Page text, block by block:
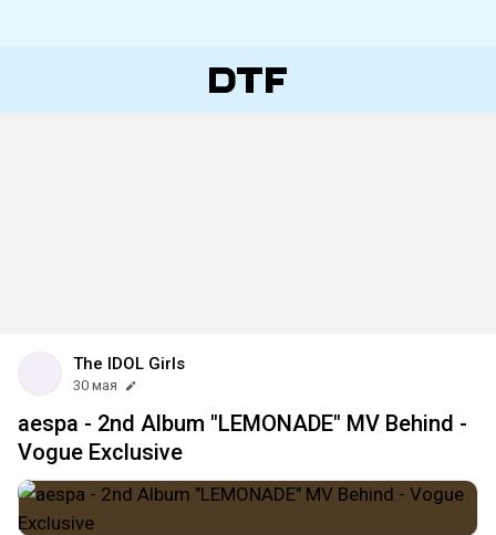
The IDOL Girls
30 мая
aespa - 2nd Album "LEMONADE" MV Behind -
Vogue Exclusive